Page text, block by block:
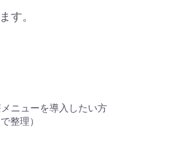
す。
ニューを導入したい方
整理）